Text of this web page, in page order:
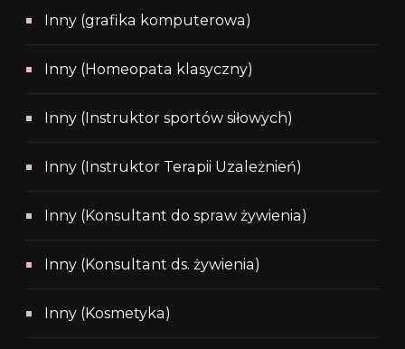
Inny (grafika komputerowa)
Inny (Homeopata klasyczny)
Inny (Instruktor sportów siłowych)
Inny (Instruktor Terapii Uzależnień)
Inny (Konsultant do spraw żywienia)
Inny (Konsultant ds. żywienia)
Inny (Kosmetyka)